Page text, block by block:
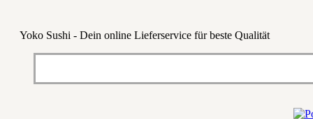
Yoko Sushi - Dein online Lieferservice für beste Qualität